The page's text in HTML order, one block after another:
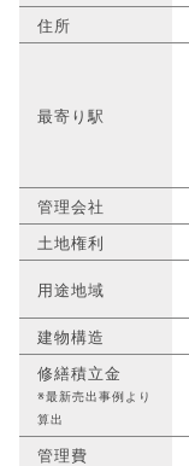
住所
最寄り駅
管理会社
土地権利
用途地域
建物構造
修繕積立金
※最新売出事例より
算出
管理費